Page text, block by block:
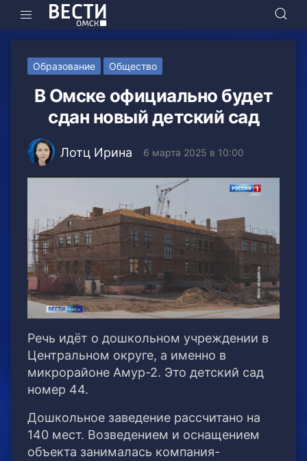
Образование Общество
В Омске официально будет
сдан новый детский сад
Лотц Ирина 6 марта 2025 в 10:00
Речь идёт о дошкольном учреждении в
Центральном округе, а именно в
микрорайоне Амур-2. Это детский сад
номер 44.
Дошкольное заведение рассчитано на
140 мест. Возведением и оснащением
объекта занималась компания-